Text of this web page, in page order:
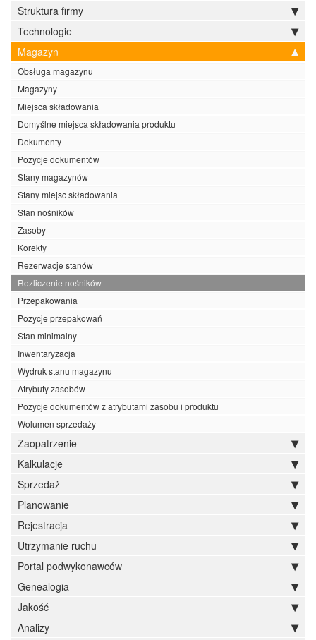
Struktura firmy
Technologie
Magazyn
Obsługa magazynu
Magazyny
Miejsca składowania
Domyślne miejsca składowania produktu
Dokumenty
Pozycje dokumentów
Stany magazynów
Stany miejsc składowania
Stan nośników
Zasoby
Korekty
Rezerwacje stanów
Rozliczenie nośników
Przepakowania
Pozycje przepakowań
Stan minimalny
Inwentaryzacja
Wydruk stanu magazynu
Atrybuty zasobów
Pozycje dokumentów z atrybutami zasobu i produktu
Wolumen sprzedaży
Zaopatrzenie
Kalkulacje
Sprzedaż
Planowanie
Rejestracja
Utrzymanie ruchu
Portal podwykonawców
Genealogia
Jakość
Analizy